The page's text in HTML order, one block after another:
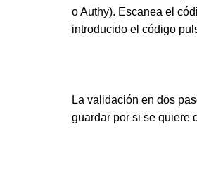
o Authy). Escanea el
introducido el código
La validación en dos
guardar por si se quiere